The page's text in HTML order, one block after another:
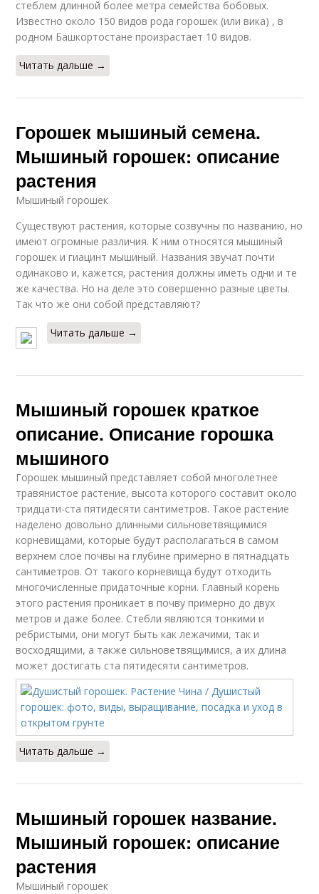
стеблем длинной более метра семейства бобовых.
Известно около 150 видов рода горошек (или вика) , в
родном Башкортостане произрастает 10 видов.
Читать дальше →
Горошек мышиный семена.
Мышиный горошек: описание
растения
Мышиный горошек
Существуют растения, которые созвучны по названию, но
имеют огромные различия. К ним относятся мышиный
горошек и гиацинт мышиный. Названия звучат почти
одинаково и, кажется, растения должны иметь одни и те
же качества. Но на деле это совершенно разные цветы.
Так что же они собой представляют?
Читать дальше →
Мышиный горошек краткое
описание. Описание горошка
мышиного
Горошек мышиный представляет собой многолетнее
травянистое растение, высота которого составит около
тридцати-ста пятидесяти сантиметров. Такое растение
наделено довольно длинными сильноветвящимися
корневищами, которые будут располагаться в самом
верхнем слое почвы на глубине примерно в пятнадцать
сантиметров. От такого корневища будут отходить
многочисленные придаточные корни. Главный корень
этого растения проникает в почву примерно до двух
метров и даже более. Стебли являются тонкими и
ребристыми, они могут быть как лежачими, так и
восходящими, а также сильноветвящимися, а их длина
может достигать ста пятидесяти сантиметров.
Читать дальше →
Мышиный горошек название.
Мышиный горошек: описание
растения
Мышиный горошек